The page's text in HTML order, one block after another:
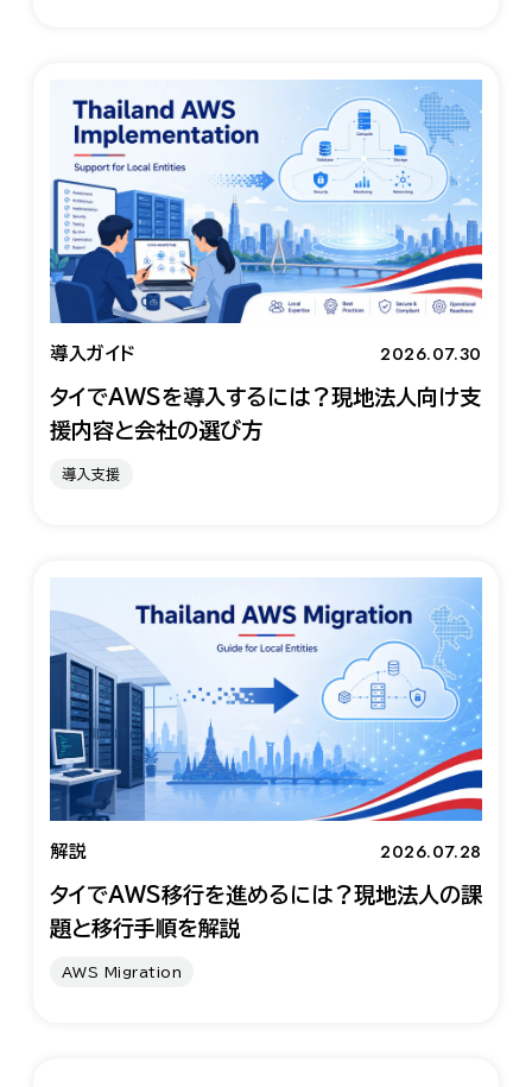
導入ガイド 2026.07.30
タイでAWSを導入するには？現地法人向け支
援内容と会社の選び方
導入支援
解説 2026.07.28
タイでAWS移行を進めるには？現地法人の課
題と移行手順を解説
AWS Migration